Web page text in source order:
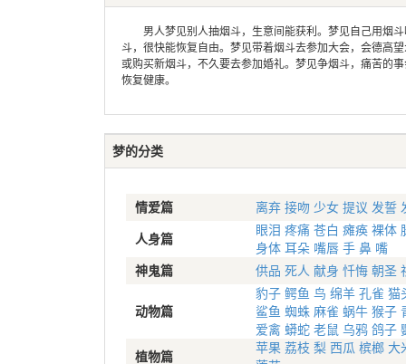
男人梦见别人抽烟斗，生意间能获利。梦见自己用烟斗
斗，很快能恢复自由。梦见带着烟斗去参加大会，会德高
或购买新烟斗，不久要去参加婚礼。梦见争烟斗，痛苦的
恢复健康。
梦的分类
情爱篇 离弃 接吻 少女 提议 发誓
人身篇
眼泪 疼痛 苍白 瘫痪 裸体
身体 耳朵 嘴唇 手 鼻 嘴
神鬼篇
供品 死人 献身 忏悔 朝圣
动物篇
豹子 鳄鱼 鸟 绵羊 孔雀 猫
鲨鱼 蜘蛛 麻雀 蜗牛 猴子
爱禽 蟒蛇 老鼠 乌鸦 鸽子
植物篇
苹果 荔枝 梨 西瓜 槟榔 大